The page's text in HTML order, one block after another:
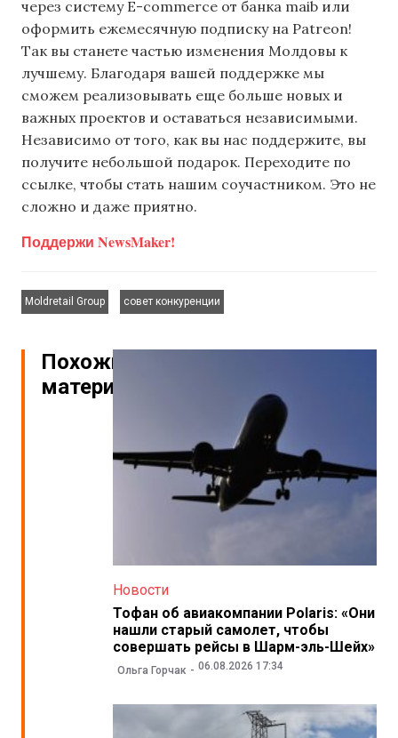
через систему E-commerce от банка maib или
оформить ежемесячную подписку на Patreon!
Так вы станете частью изменения Молдовы к
лучшему. Благодаря вашей поддержке мы
сможем реализовывать еще больше новых и
важных проектов и оставаться независимыми.
Независимо от того, как вы нас поддержите, вы
получите небольшой подарок. Переходите по
ссылке, чтобы стать нашим соучастником. Это не
сложно и даже приятно.
Поддержи NewsMaker!
Moldretail Group
совет конкуренции
Похожие
материалы
Новости
Тофан об авиакомпании Polaris: «Они
нашли старый самолет, чтобы
совершать рейсы в Шарм-эль-Шейх»
Ольга Горчак 06.08.2026 17:34